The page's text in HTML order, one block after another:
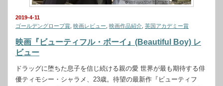
2019-4-11
ゴールデングローブ賞 映画レビュー 映画作品紹介 英国アカデミー賞
映画『ビューティフル・ボーイ』(Beautiful Boy) レ
ビュー
ドラッグに堕ちた息子を信じ続ける親の愛 世界が最も期待する俳
優ティモシー・シャラメ、23歳。待望の最新作『ビューティフ